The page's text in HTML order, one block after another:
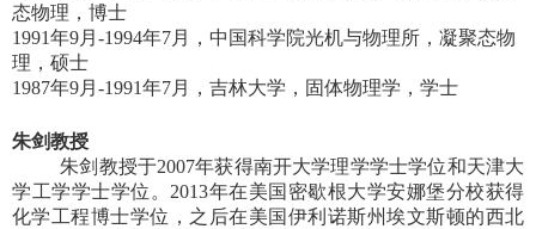
态物理，博士
1991年9月 -1994年7月，中国科学院光机与物理所，凝聚态物
理，硕士
1987年9月 -1991年7月，吉林大学，固体物理学，学士
朱剑教授
朱剑教授于2007年获得南开大学理学学士学位和天津大
学工学学士学位。 2013年在美国密歇根大学安娜堡分校获得
化学工程博士学位，之后在美国伊利诺斯州埃文斯顿的西北